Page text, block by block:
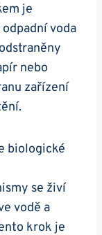
je
voda
nebo
zařízení
biologické
se živí
vodě a
krok je